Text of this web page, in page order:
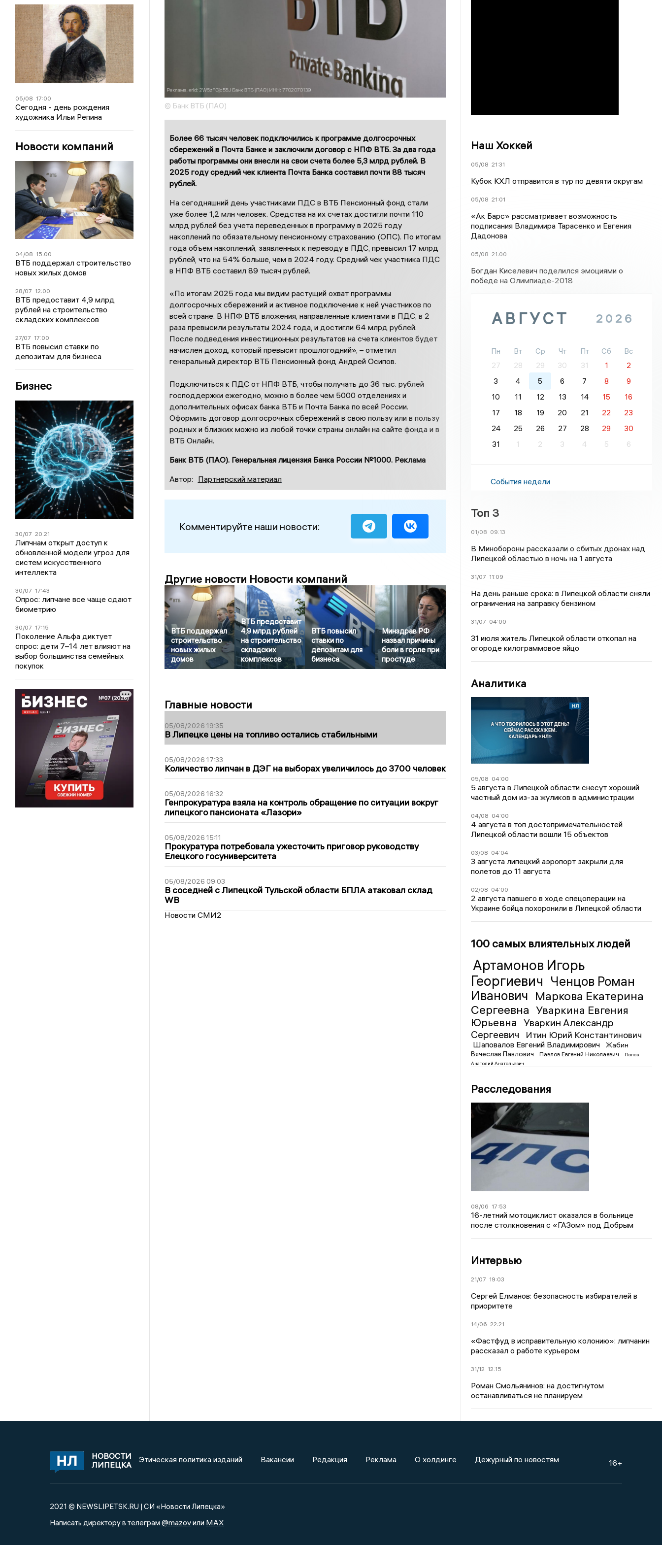
05/08 17:00
Сегодня - день рождения
художника Ильи Репина
Новости компаний
04/08 15:00
ВТБ поддержал строительство
новых жилых домов
28/07 12:00
ВТБ предоставит 4,9 млрд
рублей на строительство
складских комплексов
27/07 17:00
ВТБ повысил ставки по
депозитам для бизнеса
Бизнес
30/07 20:21
Липчнам открыт доступ к
обновлённой модели угроз для
систем искусственного
интеллекта
30/07 17:43
Опрос: липчане все чаще сдают
биометрию
30/07 17:15
Поколение Альфа диктует
спрос: дети 7–14 лет влияют на
выбор большинства семейных
покупок
© Банк ВТБ (ПАО)
Более 66 тысяч человек подключились к программе долгосрочных
сбережений в Почта Банке и заключили договор с НПФ ВТБ. За два года
работы программы они внесли на свои счета более 5,3 млрд рублей. В
2025 году средний чек клиента Почта Банка составил почти 88 тысяч
рублей.
На сегодняшний день участниками ПДС в ВТБ Пенсионный фонд стали
уже более 1,2 млн человек. Средства на их счетах достигли почти 110
млрд рублей без учета переведенных в программу в 2025 году
накоплений по обязательному пенсионному страхованию (ОПС). По итогам
года объем накоплений, заявленных к переводу в ПДС, превысил 17 млрд
рублей, что на 54% больше, чем в 2024 году. Средний чек участника ПДС
в НПФ ВТБ составил 89 тысяч рублей.
«По итогам 2025 года мы видим растущий охват программы
долгосрочных сбережений и активное подключение к ней участников по
всей стране. В НПФ ВТБ вложения, направленные клиентами в ПДС, в 2
раза превысили результаты 2024 года, и достигли 64 млрд рублей.
После подведения инвестиционных результатов на счета клиентов будет
начислен доход, который превысит прошлогодний», – отметил
генеральный директор ВТБ Пенсионный фонд Андрей Осипов.
Подключиться к ПДС от НПФ ВТБ, чтобы получать до 36 тыс. рублей
господдержки ежегодно, можно в более чем 5000 отделениях и
дополнительных офисах банка ВТБ и Почта Банка по всей России.
Оформить договор долгосрочных сбережений в свою пользу или в пользу
родных и близких можно из любой точки страны онлайн на сайте фонда и в
ВТБ Онлайн.
Банк ВТБ (ПАО). Генеральная лицензия Банка России №1000. Реклама
Автор: Партнерский материал
Комментируйте наши новости:
Другие новости Новости компаний
ВТБ поддержал
строительство
новых жилых
домов
ВТБ предоставит
4,9 млрд рублей
на строительство
складских
комплексов
ВТБ повысил
ставки по
депозитам для
бизнеса
Минздрав РФ
назвал причины
боли в горле при
простуде
Главные новости
05/08/2026 19:35
В Липецке цены на топливо остались стабильными
05/08/2026 17:33
Количество липчан в ДЭГ на выборах увеличилось до 3700 человек
05/08/2026 16:32
Генпрокуратура взяла на контроль обращение по ситуации вокруг
липецкого пансионата «Лазори»
05/08/2026 15:11
Прокуратура потребовала ужесточить приговор руководству
Елецкого госуниверситета
05/08/2026 09:03
В соседней с Липецкой Тульской области БПЛА атаковал склад
WB
Новости СМИ2
Наш Хоккей
05/08 21:31
Кубок КХЛ отправится в тур по девяти округам
05/08 21:01
«Ак Барс» рассматривает возможность
подписания Владимира Тарасенко и Евгения
Дадонова
05/08 21:00
Богдан Киселевич поделился эмоциями о
победе на Олимпиаде-2018
АВГУСТ 2026
Пн Вт Ср Чт Пт Сб
Вс
27
28 29 30 31 1
2
3
4 5 6 7 8
9
10
11 12 13 14 15
16
17
18 19 20 21 22
23
24
25 26 27 28 29
30
31
1 2 3 4 5 6
События недели
Топ 3
01/08 09:13
В Минобороны рассказали о сбитых дронах над
Липецкой областью в ночь на 1 августа
31/07 11:09
На день раньше срока: в Липецкой области сняли
ограничения на заправку бензином
31/07 04:00
31 июля житель Липецкой области откопал на
огороде килограммовое яйцо
Аналитика
05/08 04:00
5 августа в Липецкой области снесут хороший
частный дом из-за жуликов в администрации
04/08 04:00
4 августа в топ достопримечательностей
Липецкой области вошли 15 объектов
03/08 04:04
3 августа липецкий аэропорт закрыли для
полетов до 11 августа
02/08 04:00
2 августа павшего в ходе спецоперации на
Украине бойца похоронили в Липецкой области
100 самых влиятельных людей
Артамонов Игорь
Георгиевич Ченцов Роман
Иванович Маркова Екатерина
Сергеевна Уваркина Евгения
Юрьевна
Уваркин Александр
Сергеевич
Итин Юрий Константинович
Шаповалов Евгений Владимирович
Жабин
Вячеслав Павлович
Павлов Евгений Николаевич
Попов
Анатолий Анатольевич
Расследования
08/06 17:53
16-летний мотоциклист оказался в больнице
после столкновения с «ГАЗом» под Добрым
Интервью
21/07 19:03
Сергей Елманов: безопасность избирателей в
приоритете
14/06 22:21
«Фастфуд в исправительную колонию»: липчанин
рассказал о работе курьером
31/12 12:15
Роман Смольянинов: на достигнутом
останавливаться не планируем
НОВОСТИ
ЛИПЕЦКА
Этическая политика изданий Вакансии Редакция Реклама О холдинге Дежурный по новостям 16+
2021 © NEWSLIPETSK.RU | СИ «Новости Липецка»
Написать директору в телеграм @mazovили MAX